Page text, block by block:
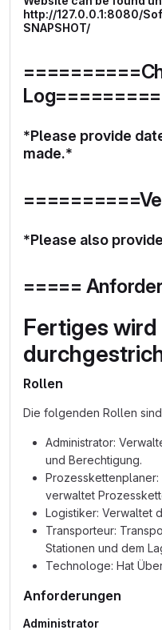
http://127.0.0.1:8080/
SNAPSHOT/
*Please provide
made.*
*Please also
=====
Fertiges wird
Rollen
Die folgenden Rollen
Administrator:
und Berechtigung.
Prozesskettenplaner:
verwaltet
Logistiker: Verwaltet
Transporteur:
Stationen und dem
Technologe: Hat
Anforderungen
Administrator